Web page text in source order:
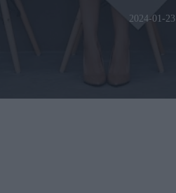
2024-01-23